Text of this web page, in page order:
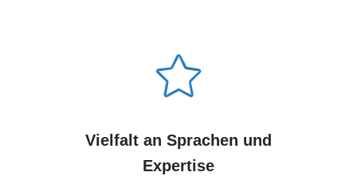
Vielfalt an Sprachen und
Expertise